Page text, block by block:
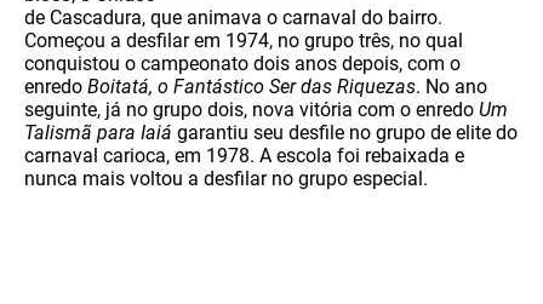
de Cascadura, que animava o carnaval do bairro.
Começou a desfilar em 1974, no grupo três, no qual
conquistou o campeonato dois anos depois, com o
enredo Boitatá, o Fantástico Ser das Riquezas. No ano
seguinte, já no grupo dois, nova vitória com o enredo Um
Talismã para Iaiá garantiu seu desfile no grupo de elite do
carnaval carioca, em 1978. A escola foi rebaixada e
nunca mais voltou a desfilar no grupo especial.